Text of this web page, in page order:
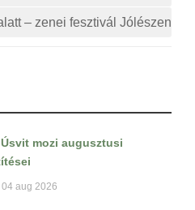
– zenei fesztivál Jólészen
Úsvit mozi augusztusi
04 aug 2026